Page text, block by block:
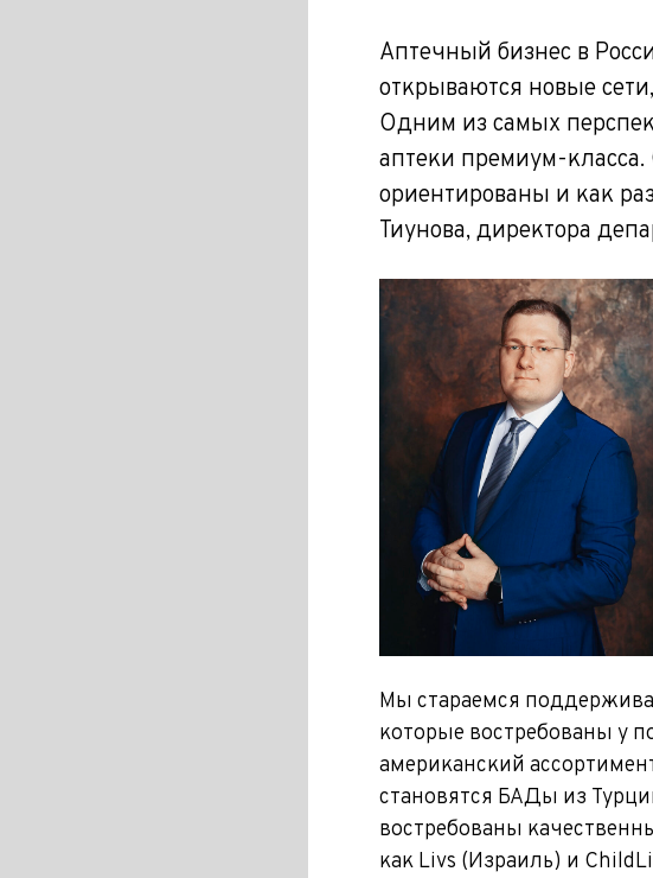
Аптечный бизнес в
открываются новые
Одним из самых
аптеки премиум-класса.
ориентированы и как
Тиунова, директора
Мы стараемся
которые востребованы у
американский
становятся БАДы из
востребованы
как Livs (Израиль) и